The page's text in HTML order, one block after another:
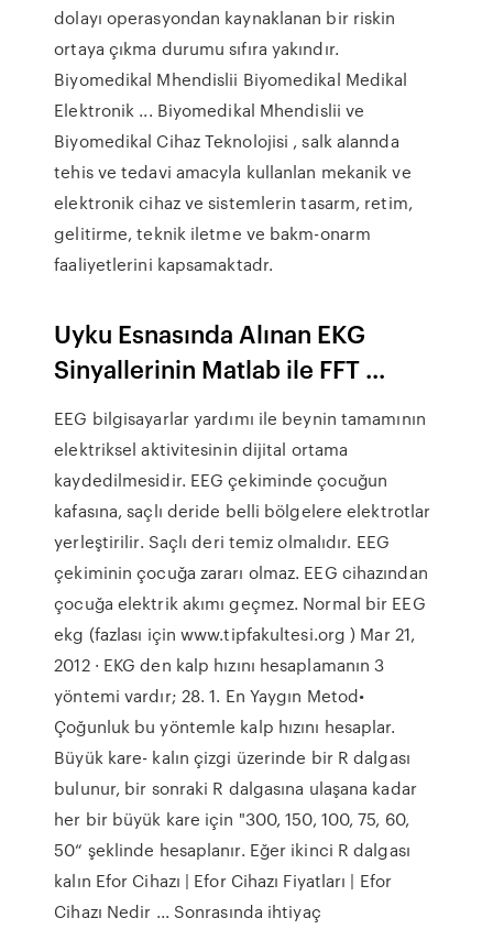
dolayı operasyondan kaynaklanan bir riskin
ortaya çıkma durumu sıfıra yakındır.
Biyomedikal Mhendislii Biyomedikal Medikal
Elektronik ... Biyomedikal Mhendislii ve
Biyomedikal Cihaz Teknolojisi , salk alannda
tehis ve tedavi amacyla kullanlan mekanik ve
elektronik cihaz ve sistemlerin tasarm, retim,
gelitirme, teknik iletme ve bakm-onarm
faaliyetlerini kapsamaktadr.
Uyku Esnasında Alınan EKG
Sinyallerinin Matlab ile FFT ...
EEG bilgisayarlar yardımı ile beynin tamamının
elektriksel aktivitesinin dijital ortama
kaydedilmesidir. EEG çekiminde çocuğun
kafasına, saçlı deride belli bölgelere elektrotlar
yerleştirilir. Saçlı deri temiz olmalıdır. EEG
çekiminin çocuğa zararı olmaz. EEG cihazından
çocuğa elektrik akımı geçmez. Normal bir EEG
ekg (fazlası için www.tipfakultesi.org ) Mar 21,
2012 · EKG den kalp hızını hesaplamanın 3
yöntemi vardır; 28. 1. En Yaygın Metod•
Çoğunluk bu yöntemle kalp hızını hesaplar.
Büyük kare- kalın çizgi üzerinde bir R dalgası
bulunur, bir sonraki R dalgasına ulaşana kadar
her bir büyük kare için "300, 150, 100, 75, 60,
50“ şeklinde hesaplanır. Eğer ikinci R dalgası
kalın Efor Cihazı | Efor Cihazı Fiyatları | Efor
Cihazı Nedir ... Sonrasında ihtiyaç